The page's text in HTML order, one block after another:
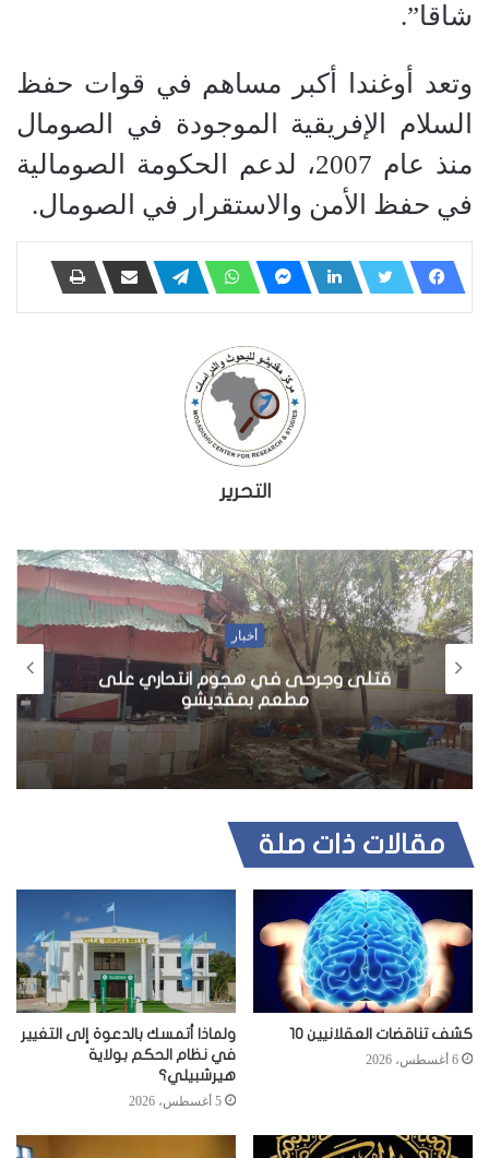
شاقا”.
وتعد أوغندا أكبر مساهم في قوات حفظ
السلام الإفريقية الموجودة في الصومال
منذ عام 2007، لدعم الحكومة الصومالية
في حفظ الأمن والاستقرار في الصومال.
التحرير
أخبار
قتلى وجرحى في هجوم انتحاري على
مطعم بمقديشو
مقالات ذات صلة
كشف تناقضات العقلانيين 10
6 أغسطس، 2026
ولماذا أتمسك بالدعوة إلى التغيير
في نظام الحكم بولاية
هيرشبيلي؟
5 أغسطس، 2026